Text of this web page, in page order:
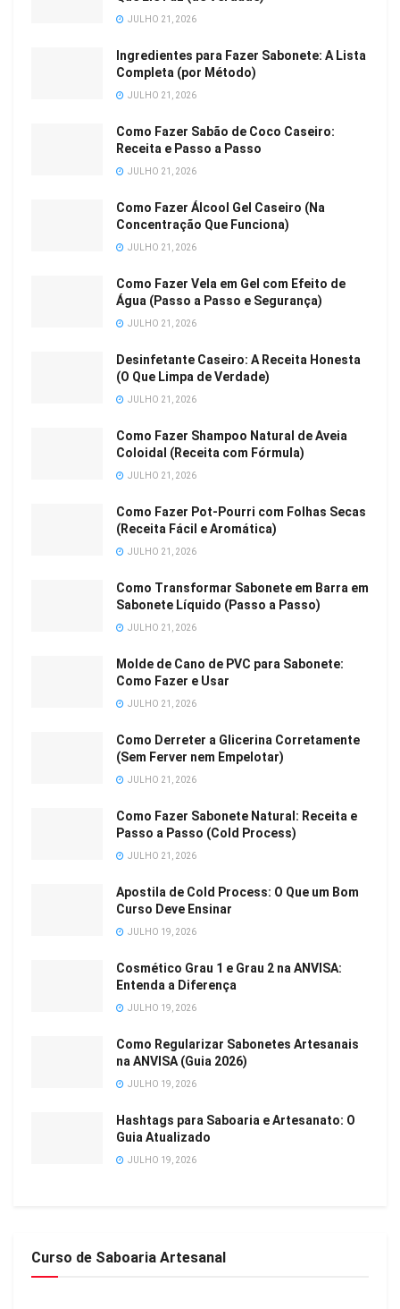
JULHO 21, 2026
Ingredientes para Fazer Sabonete: A Lista
Completa (por Método)
JULHO 21, 2026
Como Fazer Sabão de Coco Caseiro:
Receita e Passo a Passo
JULHO 21, 2026
Como Fazer Álcool Gel Caseiro (Na
Concentração Que Funciona)
JULHO 21, 2026
Como Fazer Vela em Gel com Efeito de
Água (Passo a Passo e Segurança)
JULHO 21, 2026
Desinfetante Caseiro: A Receita Honesta
(O Que Limpa de Verdade)
JULHO 21, 2026
Como Fazer Shampoo Natural de Aveia
Coloidal (Receita com Fórmula)
JULHO 21, 2026
Como Fazer Pot-Pourri com Folhas Secas
(Receita Fácil e Aromática)
JULHO 21, 2026
Como Transformar Sabonete em Barra em
Sabonete Líquido (Passo a Passo)
JULHO 21, 2026
Molde de Cano de PVC para Sabonete:
Como Fazer e Usar
JULHO 21, 2026
Como Derreter a Glicerina Corretamente
(Sem Ferver nem Empelotar)
JULHO 21, 2026
Como Fazer Sabonete Natural: Receita e
Passo a Passo (Cold Process)
JULHO 21, 2026
Apostila de Cold Process: O Que um Bom
Curso Deve Ensinar
JULHO 19, 2026
Cosmético Grau 1 e Grau 2 na ANVISA:
Entenda a Diferença
JULHO 19, 2026
Como Regularizar Sabonetes Artesanais
na ANVISA (Guia 2026)
JULHO 19, 2026
Hashtags para Saboaria e Artesanato: O
Guia Atualizado
JULHO 19, 2026
Curso de Saboaria Artesanal